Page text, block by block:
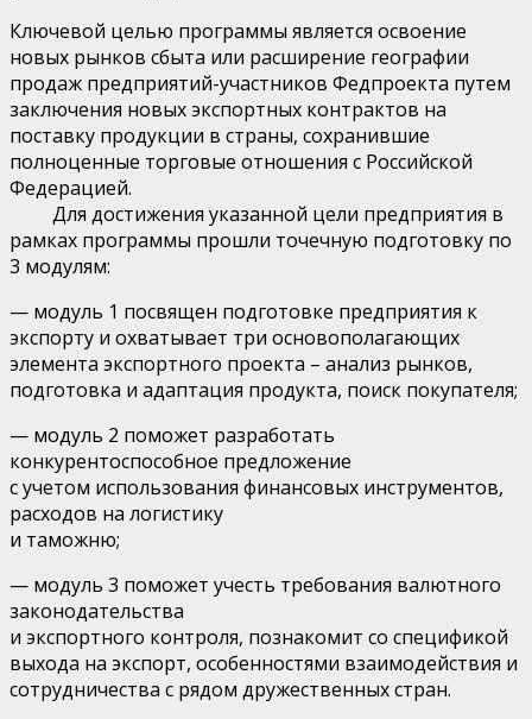
Ключевой целью программы является освоение
новых рынков сбыта или расширение географии
продаж предприятий-участников Федпроекта путем
заключения новых экспортных контрактов на
поставку продукции в страны, сохранившие
полноценные торговые отношения с Российской
Федерацией.
Для достижения указанной цели предприятия в
рамках программы прошли точечную подготовку по
3 модулям:
— модуль 1 посвящен подготовке предприятия к
экспорту и охватывает три основополагающих
элемента экспортного проекта – анализ рынков,
подготовка и адаптация продукта, поиск покупателя;
— модуль 2 поможет разработать
конкурентоспособное предложение
с учетом использования финансовых инструментов,
расходов на логистику
и таможню;
— модуль 3 поможет учесть требования валютного
законодательства
и экспортного контроля, познакомит со спецификой
выхода на экспорт, особенностями взаимодействия и
сотрудничества с рядом дружественных стран.